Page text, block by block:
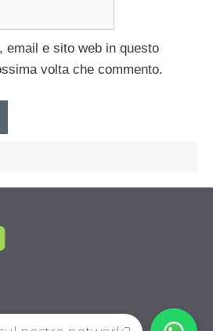
email e sito web in questo
volta che commento.